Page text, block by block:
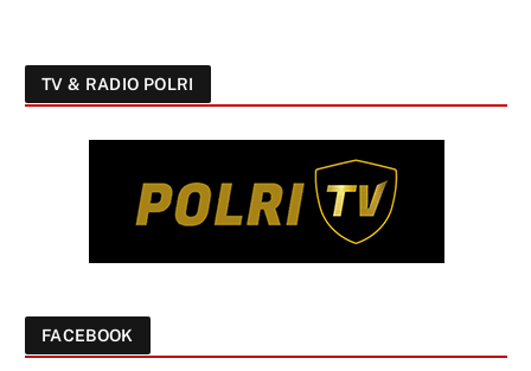
TV & RADIO POLRI
FACEBOOK